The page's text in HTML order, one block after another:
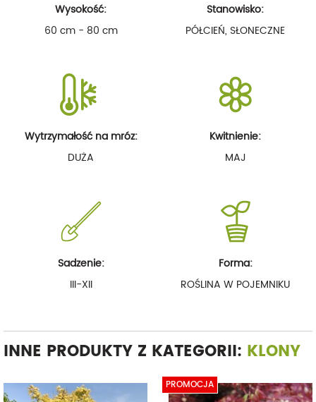
Wysokość:
60 cm - 80 cm
Stanowisko:
PÓŁCIEŃ, SŁONECZNE
Wytrzymałość na mróz:
DUŻA
Kwitnienie:
MAJ
Sadzenie:
III-XII
Forma:
ROŚLINA W POJEMNIKU
INNE PRODUKTY Z KATEGORII: KLONY
PROMOCJA